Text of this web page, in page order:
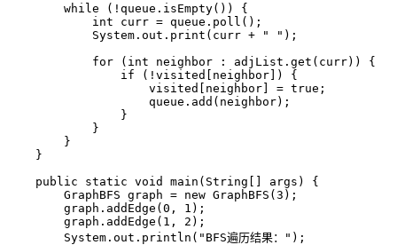
while (!queue.isEmpty()) {
int
curr = queue.poll();
            System.out.print(curr +
" " );
for ( int neighbor : adjList.get(curr)) {
if (!visited[neighbor]) {
                    visited[neighbor] =
true ;
                    queue.add(neighbor);
                }
            }
        }
    }
public
static void main (String[] args)
{
GraphBFS graph = new GraphBFS ( 3 );
        graph.addEdge(
0 , 1 );
        graph.addEdge(
1 , 2 );
        System.out.println(
"BFS遍历结果：" );